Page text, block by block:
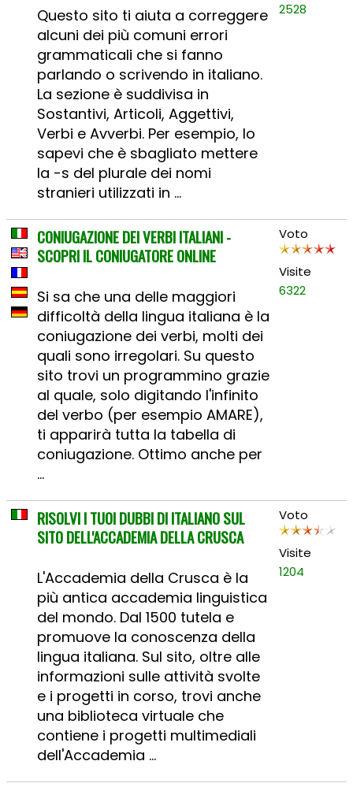
Questo sito ti aiuta a correggere
alcuni dei più comuni errori
grammaticali che si fanno
parlando o scrivendo in italiano.
La sezione è suddivisa in
Sostantivi, Articoli, Aggettivi,
Verbi e Avverbi. Per esempio, lo
sapevi che è sbagliato mettere
la -s del plurale dei nomi
stranieri utilizzati in ...
2528
CONIUGAZIONE DEI VERBI ITALIANI -
SCOPRI IL CONIUGATORE ONLINE
Si sa che una delle maggiori
difficoltà della lingua italiana è la
coniugazione dei verbi, molti dei
quali sono irregolari. Su questo
sito trovi un programmino grazie
al quale, solo digitando l'infinito
del verbo (per esempio AMARE),
ti apparirà tutta la tabella di
coniugazione. Ottimo anche per
...
Voto
Visite
6322
RISOLVI I TUOI DUBBI DI ITALIANO SUL
SITO DELL'ACCADEMIA DELLA CRUSCA
L'Accademia della Crusca è la
più antica accademia linguistica
del mondo. Dal 1500 tutela e
promuove la conoscenza della
lingua italiana. Sul sito, oltre alle
informazioni sulle attività svolte
e i progetti in corso, trovi anche
una biblioteca virtuale che
contiene i progetti multimediali
dell'Accademia ...
Voto
Visite
1204